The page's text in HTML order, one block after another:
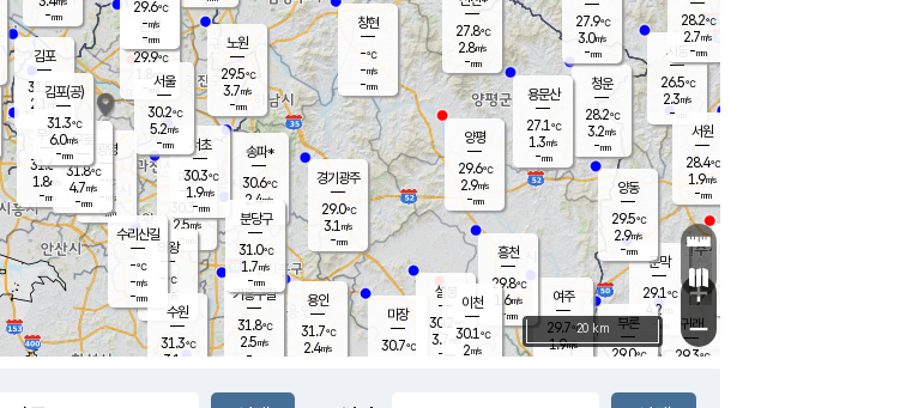
문막
29.1℃
4.2m/s
mm
부론
29.0℃
과천
30.3℃
2.5m/s
- mm
청운
28.2℃
3.2m/s
-mm
27.9℃
3.0m/s
-mm
용인
31.7℃
2.4m/s
여주
29.7℃
1.9m/s
양동
29.5℃
2.9m/s
-mm
경기광주
29.0℃
3.1 m/s
-mm
-mm
27.8℃
2.8m/s
-mm
창현
-℃
-m/s
-mm
흥천
29.8℃
1.6m/s
-mm
마장
30.7℃
의왕
- ℃
m/s
mm
김포
31.5℃
2.1 m/s
mm
설봉
30.2
3.7 m/s
- mm
광명
- ℃
-m/s
-mm
부천
31.6℃
1.8m/s
-mm
구로
31.8℃
4.7m/s
-mm
은평
29.9℃
1.8 m/s
- mm
노원
29.5℃
3.7m/s
-mm
송파*
30.6℃
2.4m/s
-mm
서초
30.3℃
1.9m/s
-mm
기흥구갈
31.8℃
2.5m/s
-
수리산길
-℃
-m/s
-mm
분당구
31.0℃
1.7m/s
-mm
29.6℃
-m/s
-mm
시동
26.5℃
2.3m/s
- mm
귀래
29.3℃
서원
28.4℃
1.9m/s
-mm
용문산
27.1℃
1.3m/s
-mm
김포(공)
31.3℃
6.0m/s
-mm
28.2℃
2.7m/s
-mm
이천
30.1℃
2m/s
양평
29.6℃
2.9m/s
-mm
수원
31.3℃
3.1 m/s
서울
30.2℃
5.2m/s
-mm
+
−
20 km